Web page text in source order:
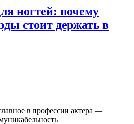
ногтей: почему
стоит держать в
в профессии актера —